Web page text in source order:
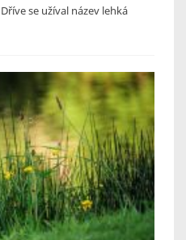
se užíval název lehká